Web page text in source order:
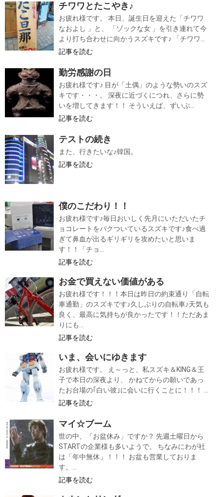
チワワとたこやき♪
お疲れ様です。 本日、誕生日を迎えた「チワワ
なおよし 」と、 「ゾックな女 」を引き連れて今
より打ち合わせに向かうスズキです♪ 「チワワ...
記事を読む
勤労感謝の日
お疲れ様です♪ 目が「土偶」のような勢いのスズ
キです・・・。 深夜に近づくにつれ、さらに勢
いを増してきます！！ そういえば、ずいぶ...
記事を読む
テストの続き
また、行きたいな♪韓国。
記事を読む
僕のこだわり！！
お疲れ様です♪毎日おいしく先月にいただいたチ
ョコレートをパクついているスズキです♪食べ過
ぎて鼻血が出るギリギリを攻めたいと思いま
す！！「チョ...
記事を読む
お金で買えない価値がある
お疲れ様です！！！本日は昨日の約束通り「自転
車通勤」のスズキです♪久しぶりの自転車♪天気も
良く、最高に気持ちが良かったです！！ただあま
りにも...
記事を読む
いま、会いにゆきます
お疲れ様です。 え～っと、私スズキ＆KING＆王
子で本日の深夜より、 かねてからの願いであっ
たお台場の｢白い彼｣に会いに行くことに！！！ ...
記事を読む
マイ☆ブーム
世の中、「お盆休み」ですか？ 先週土曜日から
STARTの企業様も多いようで。 ちなみにわが社
は「年中無休」！！！ お盆も営業しておりま
す。...
記事を読む